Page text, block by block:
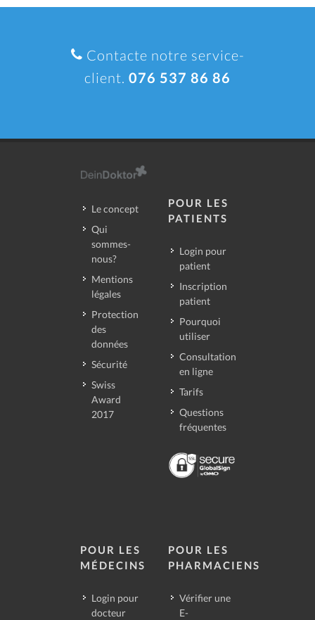
Contacte notre service-
client. 076 537 86 86
Le concept
Qui
sommes-
nous?
Mentions
légales
Protection
des
données
Sécurité
Swiss
Award
2017
POUR LES
PATIENTS
Login pour
patient
Inscription
patient
Pourquoi
utiliser
Consultation
en ligne
Tarifs
Questions
fréquentes
POUR LES
MÉDECINS
Login pour
docteur
POUR LES
PHARMACIENS
Vérifier une
E-